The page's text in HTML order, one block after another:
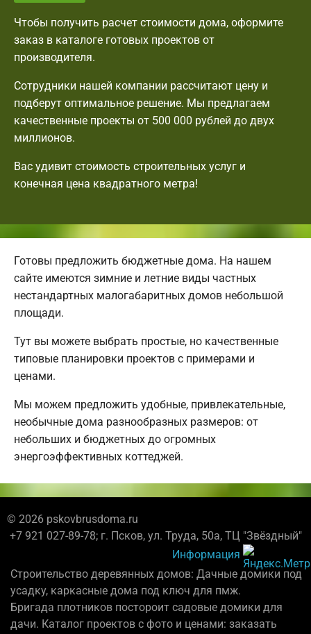
Чтобы получить расчет стоимости дома, оформите
заказ в каталоге готовых проектов от
производителя.
Сотрудники нашей компании рассчитают цену и
подберут оптимальное решение. Мы предлагаем
качественные проекты от 500 000 рублей до двух
миллионов.
Вас удивит стоимость строительных услуг и
конечная цена квадратного метра!
Готовы предложить бюджетные дома. На нашем
сайте имеются зимние и летние виды частных
нестандартных малогабаритных домов небольшой
площади.
Тут вы можете выбрать простые, но качественные
типовые планировки проектов с примерами и
ценами.
Мы можем предложить удобные, привлекательные,
необычные дома разнообразных размеров: от
небольших и бюджетных до огромных
энергоэффективных коттеджей.
© 2026 pskovbrusdoma.ru
+7 921 027-89-78; г. Псков, ул. Труда, 50а, ТЦ "Звёздный"
Информация
Строительство деревянных домов: Дачные домики под
усадку, каркасные дома под ключ для пмж.
Бригада плотников постороит садовые домики для
дачи. Каталог проектов с фото и ценами: заказать